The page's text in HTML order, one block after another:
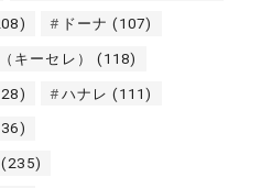
ドーナ (107)
キーセレ） (118)
ハナレ (111)
(235)